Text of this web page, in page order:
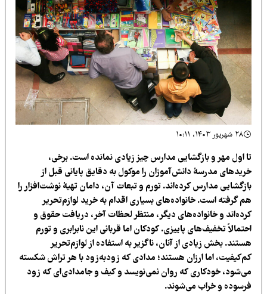
اول مهر و بازگشایی مدارس چیز زیادی نمانده است. برخی،
مدرسۀ دانش‌آموزان را موکول به دقایق پایانی قبل از
مدارس کرده‌اند. تورم و تبعات آن، دامان تهیۀ نوشت‌افزار را
گرفته است. خانواده‌های بسیاری اقدام به خرید لوازم‌تحریر
و خانواده‌های دیگر، منتظر لحظات آخر، دریافت حقوق و
تخفیف‌های پاییزی. کودکان اما قربانی این نابرابری و تورم
بخش زیادی از آنان، ناگزیر به استفاده از لوازم‌تحریر
اما ارزان هستند؛ مدادی که زودبه‌زود با هر تراش شکسته
خودکاری که روان نمی‌نویسد و کیف و جامدادی‌ای که زود
و خراب می‌شوند.